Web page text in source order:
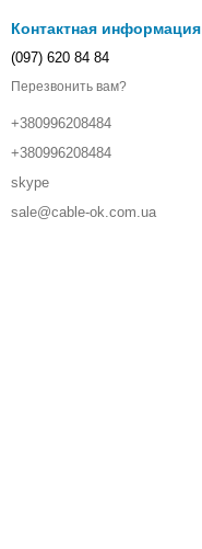
Контактная информация
(097) 620 84 84
Перезвонить вам?
+380996208484
+380996208484
skype
sale@cable-ok.com.ua